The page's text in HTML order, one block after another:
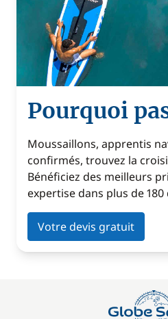
Pourquoi
Moussaillons, apprentis
confirmés, trouvez la
Bénéficiez des meilleurs
expertise dans plus de
Votre devis gratuit